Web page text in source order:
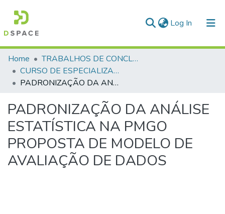
Log In (current)
Communities & Collections
All of DSpace
Home
TRABALHOS DE CONCLUSÃO DE CURSO - CEGESP (CURSO DE ESPECIALIZAÇÃO EM GERENCIAMENTO EM SEGURANÇA PÚBLICA)
CURSO DE ESPECIALIZAÇÃO EM GERENCIAMENTO EM SEGURANÇA PÚBLICA - CEGESP - 2007
PADRONIZAÇÃO DA ANÁLISE ESTATÍSTICA NA PMGO PROPOSTA DE MODELO DE AVALIAÇÃO DE DADOS
PADRONIZAÇÃO DA ANÁLISE
ESTATÍSTICA NA PMGO
PROPOSTA DE MODELO DE
AVALIAÇÃO DE DADOS